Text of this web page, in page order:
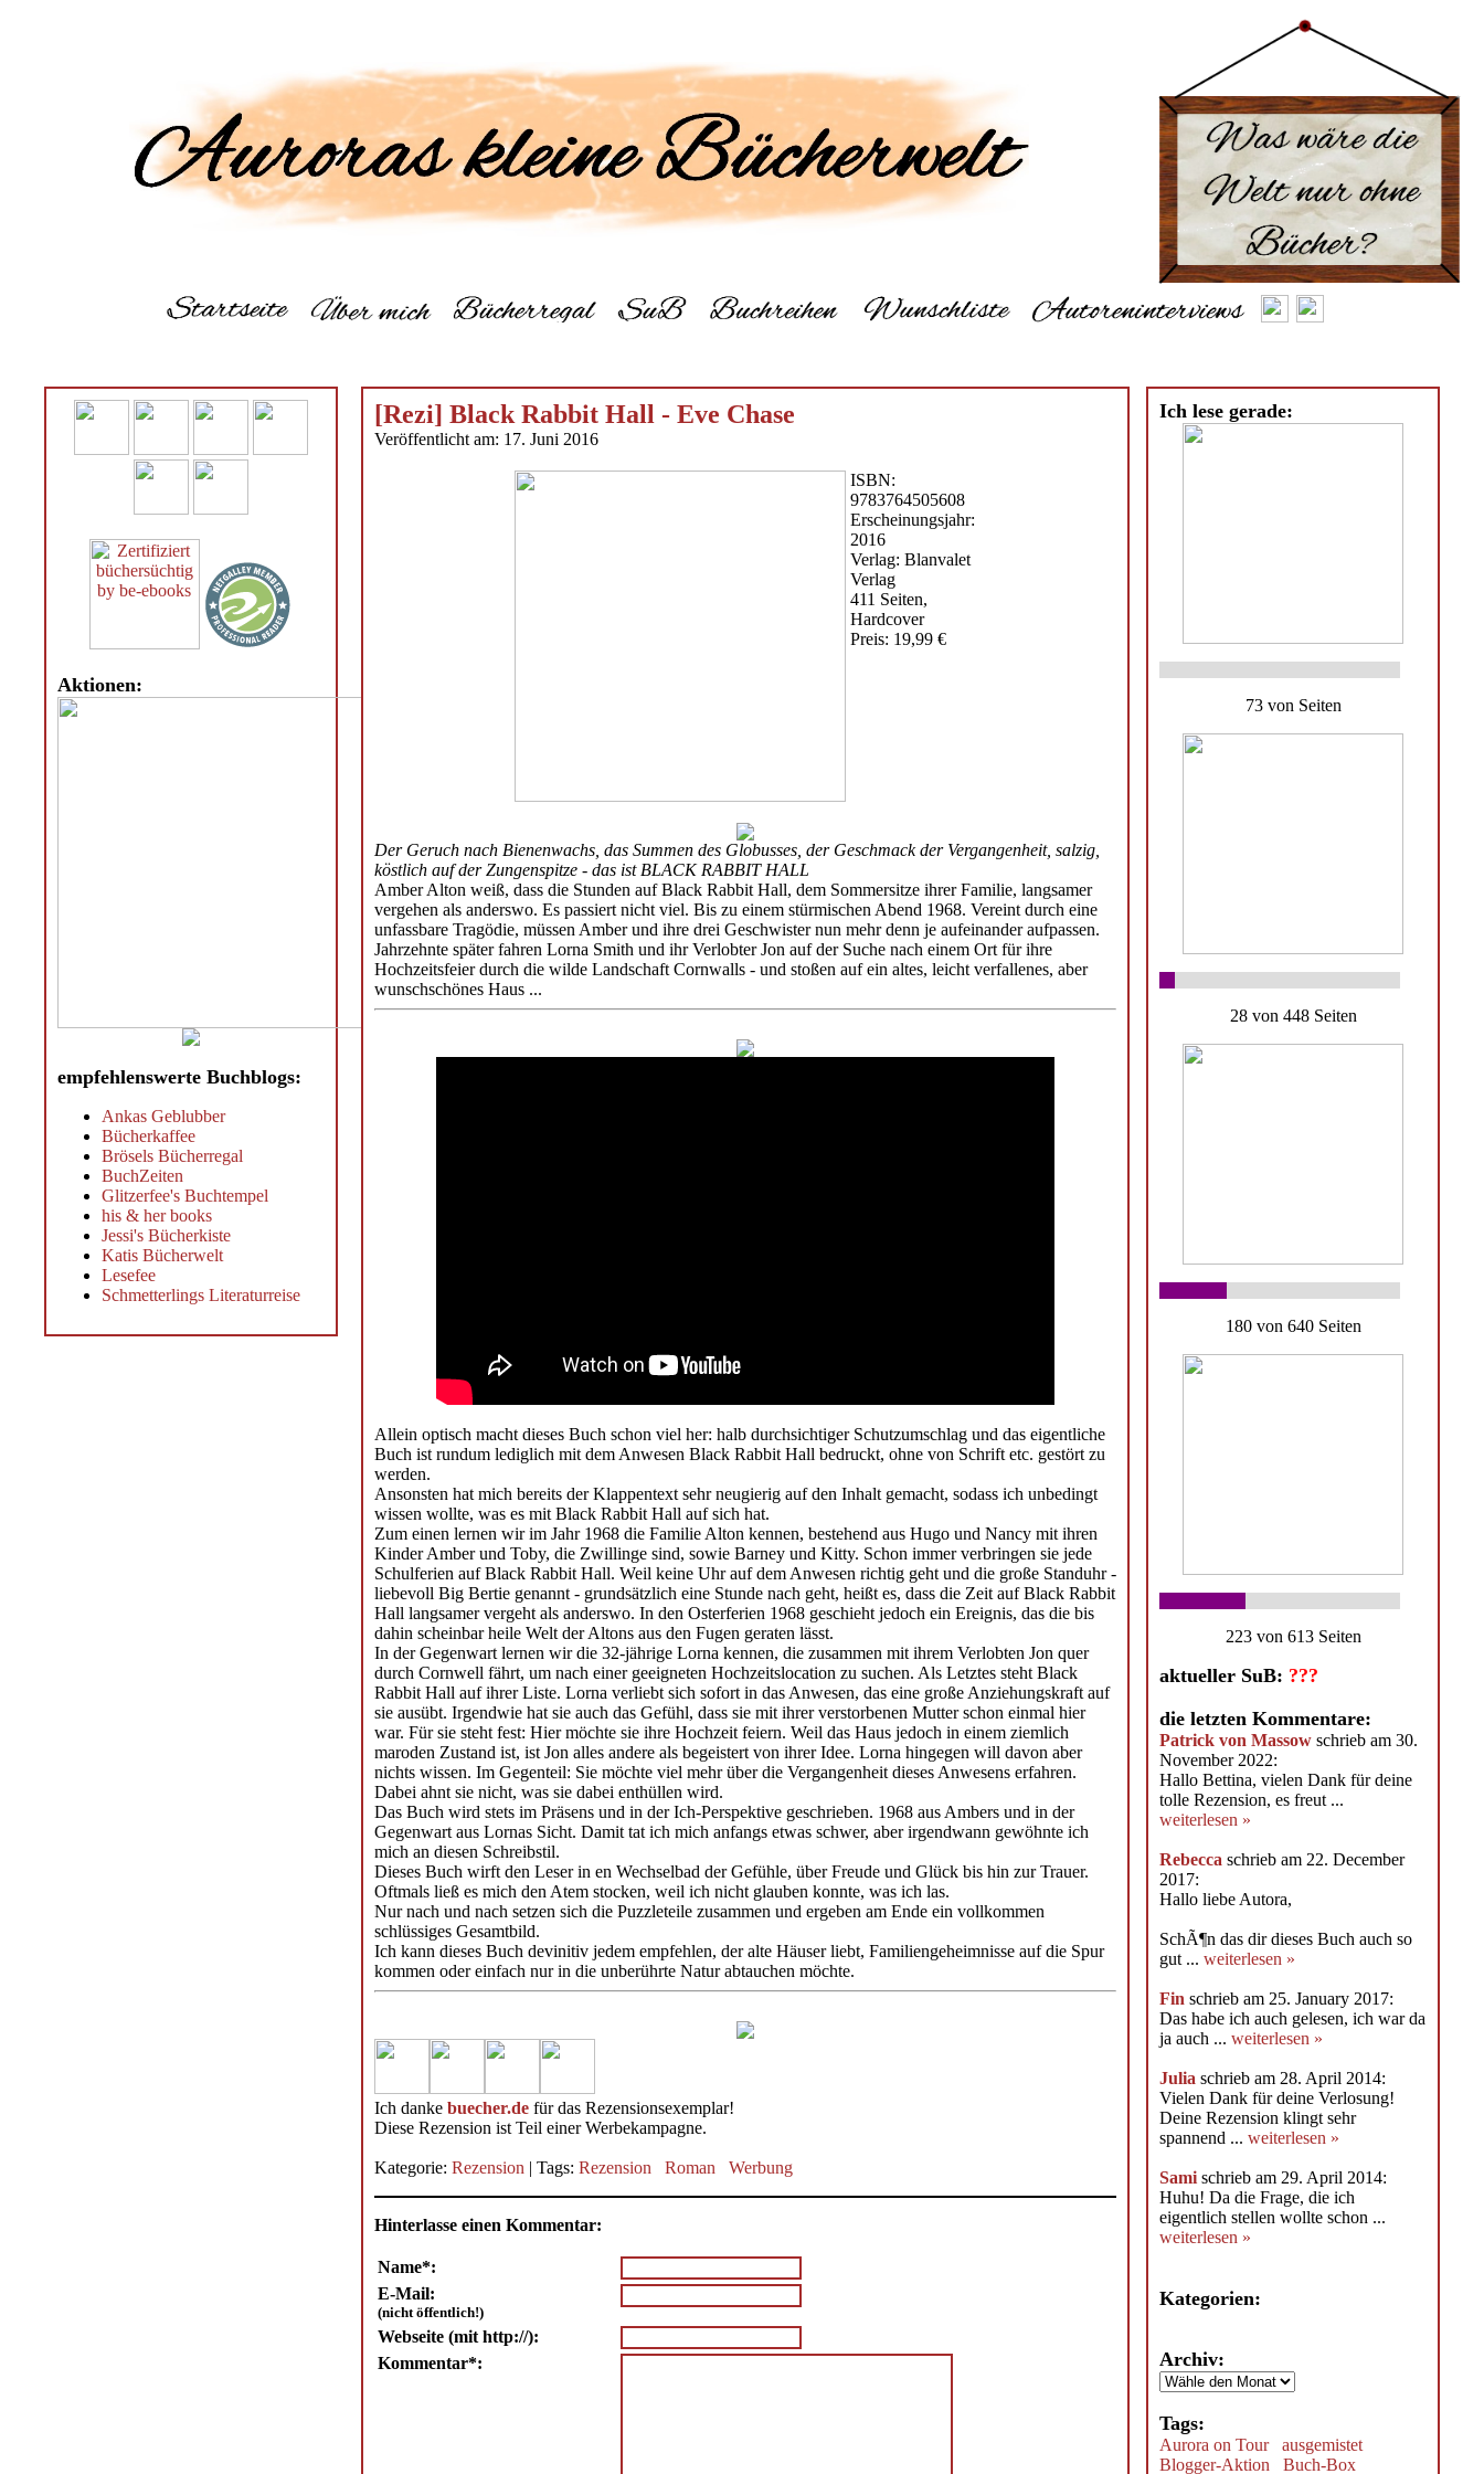
Aktionen:
empfehlenswerte Buchblogs:
Ankas Geblubber
Bücherkaffee
Brösels Bücherregal
BuchZeiten
Glitzerfee's Buchtempel
his & her books
Jessi's Bücherkiste
Katis Bücherwelt
Lesefee
Schmetterlings Literaturreise
[Rezi] Black Rabbit Hall - Eve Chase
Veröffentlicht am: 17. Juni 2016
ISBN:
9783764505608
Erscheinungsjahr:
2016
Verlag: Blanvalet
Verlag
411 Seiten,
Hardcover
Preis: 19,99 €
Der Geruch nach Bienenwachs, das Summen des Globusses, der Geschmack der Vergangenheit, salzig,
köstlich auf der Zungenspitze - das ist BLACK RABBIT HALL
Amber Alton weiß, dass die Stunden auf Black Rabbit Hall, dem Sommersitze ihrer Familie, langsamer
vergehen als anderswo. Es passiert nicht viel. Bis zu einem stürmischen Abend 1968. Vereint durch eine
unfassbare Tragödie, müssen Amber und ihre drei Geschwister nun mehr denn je aufeinander aufpassen.
Jahrzehnte später fahren Lorna Smith und ihr Verlobter Jon auf der Suche nach einem Ort für ihre
Hochzeitsfeier durch die wilde Landschaft Cornwalls - und stoßen auf ein altes, leicht verfallenes, aber
wunschschönes Haus ...
Allein optisch macht dieses Buch schon viel her: halb durchsichtiger Schutzumschlag und das eigentliche
Buch ist rundum lediglich mit dem Anwesen Black Rabbit Hall bedruckt, ohne von Schrift etc. gestört zu
werden.
Ansonsten hat mich bereits der Klappentext sehr neugierig auf den Inhalt gemacht, sodass ich unbedingt
wissen wollte, was es mit Black Rabbit Hall auf sich hat.
Zum einen lernen wir im Jahr 1968 die Familie Alton kennen, bestehend aus Hugo und Nancy mit ihren
Kinder Amber und Toby, die Zwillinge sind, sowie Barney und Kitty. Schon immer verbringen sie jede
Schulferien auf Black Rabbit Hall. Weil keine Uhr auf dem Anwesen richtig geht und die große Standuhr -
liebevoll Big Bertie genannt - grundsätzlich eine Stunde nach geht, heißt es, dass die Zeit auf Black Rabbit
Hall langsamer vergeht als anderswo. In den Osterferien 1968 geschieht jedoch ein Ereignis, das die bis
dahin scheinbar heile Welt der Altons aus den Fugen geraten lässt.
In der Gegenwart lernen wir die 32-jährige Lorna kennen, die zusammen mit ihrem Verlobten Jon quer
durch Cornwell fährt, um nach einer geeigneten Hochzeitslocation zu suchen. Als Letztes steht Black
Rabbit Hall auf ihrer Liste. Lorna verliebt sich sofort in das Anwesen, das eine große Anziehungskraft auf
sie ausübt. Irgendwie hat sie auch das Gefühl, dass sie mit ihrer verstorbenen Mutter schon einmal hier
war. Für sie steht fest: Hier möchte sie ihre Hochzeit feiern. Weil das Haus jedoch in einem ziemlich
maroden Zustand ist, ist Jon alles andere als begeistert von ihrer Idee. Lorna hingegen will davon aber
nichts wissen. Im Gegenteil: Sie möchte viel mehr über die Vergangenheit dieses Anwesens erfahren.
Dabei ahnt sie nicht, was sie dabei enthüllen wird.
Das Buch wird stets im Präsens und in der Ich-Perspektive geschrieben. 1968 aus Ambers und in der
Gegenwart aus Lornas Sicht. Damit tat ich mich anfangs etwas schwer, aber irgendwann gewöhnte ich
mich an diesen Schreibstil.
Dieses Buch wirft den Leser in en Wechselbad der Gefühle, über Freude und Glück bis hin zur Trauer.
Oftmals ließ es mich den Atem stocken, weil ich nicht glauben konnte, was ich las.
Nur nach und nach setzen sich die Puzzleteile zusammen und ergeben am Ende ein vollkommen
schlüssiges Gesamtbild.
Ich kann dieses Buch devinitiv jedem empfehlen, der alte Häuser liebt, Familiengeheimnisse auf die Spur
kommen oder einfach nur in die unberührte Natur abtauchen möchte.
Ich danke buecher.defür das Rezensionsexemplar!
Diese Rezension ist Teil einer Werbekampagne.
Kategorie: Rezension | Tags: Rezension Roman Werbung
Hinterlasse einen Kommentar:
Name*:
E-Mail:
(nicht öffentlich!)
Webseite (mit http://):
Kommentar*:
Ich lese gerade:
73 von Seiten
28 von 448 Seiten
180 von 640 Seiten
223 von 613 Seiten
aktueller SuB: ???
die letzten Kommentare:
Patrick von Massow schrieb am 30.
November 2022:
Hallo Bettina, vielen Dank für deine
tolle Rezension, es freut ...
weiterlesen »
Rebeccaschrieb am 22. December
2017:
Hallo liebe Autora,
SchÃ¶n das dir dieses Buch auch so
gut ...weiterlesen »
Finschrieb am 25. January 2017:
Das habe ich auch gelesen, ich war da
ja auch ...weiterlesen »
Julia schrieb am 28. April 2014:
Vielen Dank für deine Verlosung!
Deine Rezension klingt sehr
spannend ...weiterlesen »
Sami schrieb am 29. April 2014:
Huhu! Da die Frage, die ich
eigentlich stellen wollte schon ...
weiterlesen »
Kategorien:
Archiv:
Tags:
Aurora on Tour
ausgemistet
Blogger-Aktion
Buch-Box